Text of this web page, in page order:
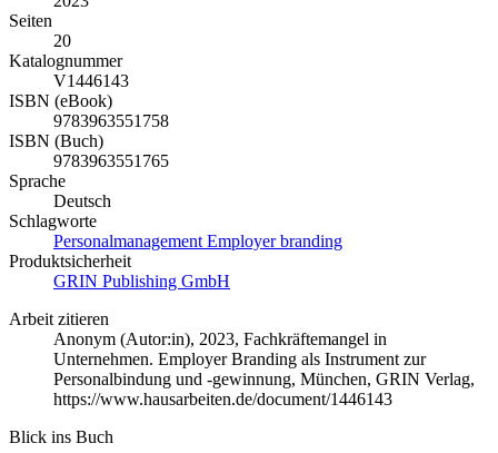
Seiten
20
Katalognummer
V1446143
ISBN (eBook)
9783963551758
ISBN (Buch)
9783963551765
Sprache
Deutsch
Schlagworte
Personalmanagement Employer branding
Produktsicherheit
GRIN Publishing GmbH
Arbeit zitieren
Anonym (Autor:in), 2023, Fachkräftemangel in
Unternehmen. Employer Branding als Instrument zur
Personalbindung und -gewinnung, München, GRIN Verlag,
https://www.hausarbeiten.de/document/1446143
Blick ins Buch